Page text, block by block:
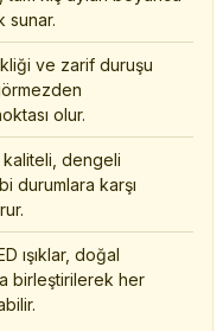
sunar.
ve zarif duruşu
olur.
kaliteli, dengeli
durumlara karşı
ışıklar, doğal
birleştirilerek her